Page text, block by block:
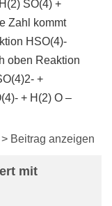
SO(4) +
Zahl kommt
HSO(4)-
oben Reaktion
+
+ H(2) O –
> Beitrag anzeigen
mit